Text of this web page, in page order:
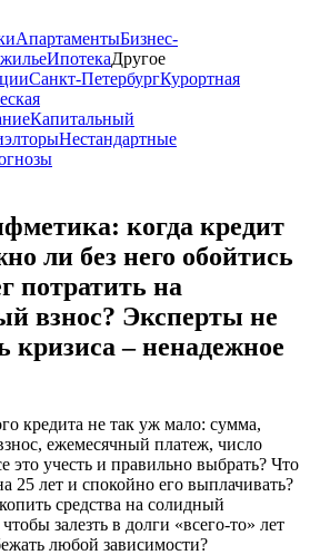
АпартаментыБизнес-
ИпотекаДругое
Санкт-ПетербургКурортная
Капитальный
Нестандартные
когда кредит
ли без него обойтись
потратить на
взнос? Эксперты не
кризиса – ненадежное
кредита не так уж мало: сумма,
ежемесячный платеж, число
это учесть и правильно выбрать? Что
25 лет и спокойно его выплачивать?
средства на солидный
залезть в долги «всего-то» лет
любой зависимости?